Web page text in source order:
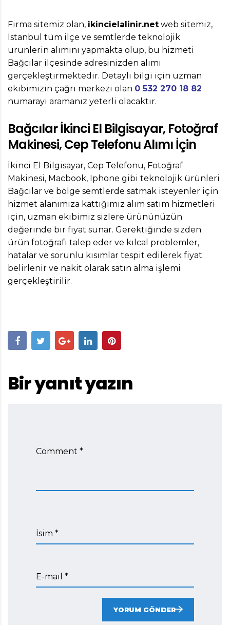
Firma sitemiz olan, ikincielalinir.net web sitemiz,
İstanbul tüm ilçe ve semtlerde teknolojik
ürünlerin alımını yapmakta olup, bu hizmeti
Bağcılar ilçesinde adresinizden alımı
gerçekleştirmektedir. Detaylı bilgi için uzman
ekibimizin çağrı merkezi olan 0 532 270 18 82
numarayı aramanız yeterli olacaktır.
Bağcılar İkinci El Bilgisayar, Fotoğraf
Makinesi, Cep Telefonu Alımı İçin
İkinci El Bilgisayar, Cep Telefonu, Fotoğraf
Makinesi, Macbook, Iphone gibi teknolojik ürünleri
Bağcılar ve bölge semtlerde satmak isteyenler için
hizmet alanımıza kattığımız alım satım hizmetleri
için, uzman ekibimiz sizlere ürününüzün
değerinde bir fiyat sunar. Gerektiğinde sizden
ürün fotoğrafı talep eder ve kılcal problemler,
hatalar ve sorunlu kısımlar tespit edilerek fiyat
belirlenir ve nakit olarak satın alma işlemi
gerçekleştirilir.
Bir yanıt yazın
Comment *
İsim *
E-mail *
YORUM GÖNDER